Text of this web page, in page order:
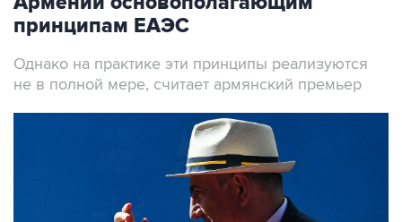
принципам ЕАЭС
Однако на практике эти принципы реализуются
не в полной мере, считает армянский премьер